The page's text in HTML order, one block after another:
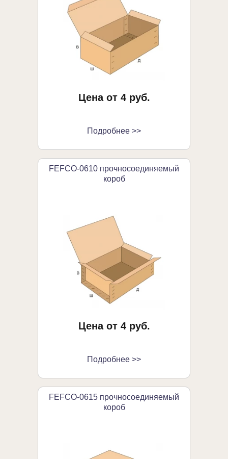
Цена от 4 руб.
Подробнее >>
FEFCO-0610 прочносоединяемый
короб
Цена от 4 руб.
Подробнее >>
FEFCO-0615 прочносоединяемый
короб